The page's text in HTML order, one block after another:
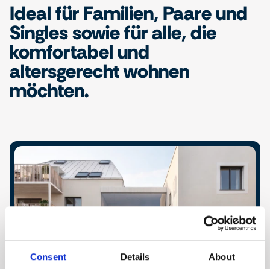
Consent Details About
Ideal für Familien, Paare und
Singles sowie für alle, die
komfortabel und
altersgerecht wohnen
möchten.